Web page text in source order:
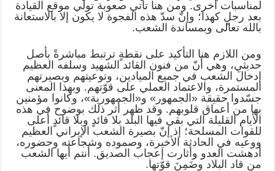
لمناسبات أخرى. ومن هنا تأتي صعوبة تولّي موقع القيادة
بعد رجلٍ كهذا؛ وإنّ سدّ هذه الفجوة لا يكون إلا بالاستعانة
بالله تعالى وبمساندة الشعب.
ومن اللازم هنا التأكيد على نقطةٍ ترتبط مباشرةً بأصل
حديثي، وهي أنّ من فنون القائد الشهيد وسلفه العظيم
إدخالَ الشعب في جميع الميادين، وتوعيتهم وبصيرتهم
المستمرة، والاعتماد العملي على قوّتهم. وبهذا المعنى
جسّدوا حقيقة «الجمهور» و«الجمهورية»، وكانوا مؤمنين
بها من أعماق قلوبهم. وقد ظهر أثر ذلك بوضوح في هذه
الأيام القليلة التي بقي فيها البلد بلا قائدٍ وبلا قائدٍ أعلى
للقوات المسلحة؛ إذ إنّ بصيرة الشعب الإيراني العظيم
ووعيه في الحادثة الأخيرة، وصموده وشجاعته وحضوره،
أدهشت العدو وأثارت إعجاب الصديق. أنتم أيها الشعب
من قاد البلاد وضَمِنَ قوّتها.